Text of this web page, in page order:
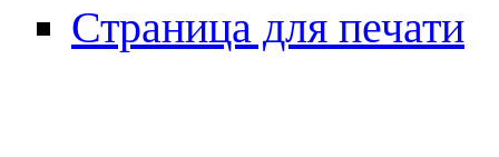
Страница для печати